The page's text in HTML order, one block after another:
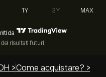
1Y 3Y MAX
da
risultati futuri
>Come acquistare? >